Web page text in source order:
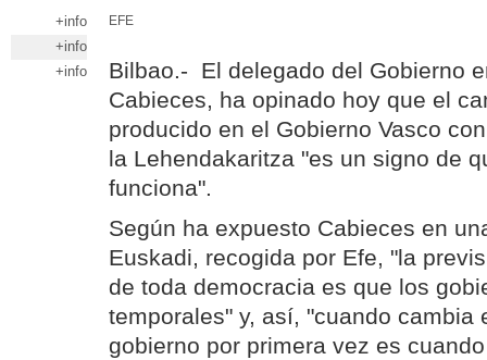
+info
+info
+info
EFE
Bilbao.- El delegado del Gobierno
Cabieces, ha opinado hoy que el
producido en el Gobierno Vasco
la Lehendakaritza "es un signo de
funciona".
Según ha expuesto Cabieces en
Euskadi, recogida por Efe, "la
de toda democracia es que los
temporales" y, así, "cuando cambia
gobierno por primera vez es